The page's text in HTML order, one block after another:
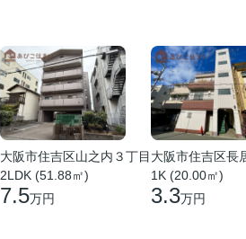
大阪市住吉区山之内３丁目
2LDK (51.88㎡)
7.5万円
大阪市住吉区長
1K (20.00㎡)
3.3万円